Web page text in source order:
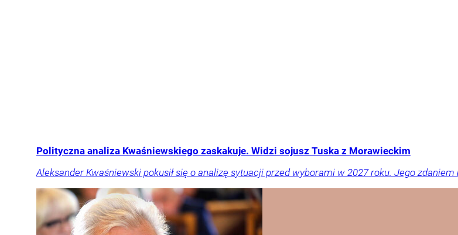
Polityczna analiza Kwaśniewskiego zaskakuje. Widzi sojusz Tuska z Morawieckim
Aleksander Kwaśniewski pokusił się o analizę sytuacji przed wyborami w 2027 roku. Jego